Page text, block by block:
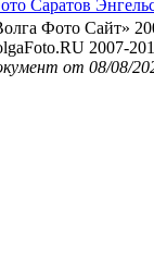
Саратов
Фото Сайт»
2007-
от 08/08/